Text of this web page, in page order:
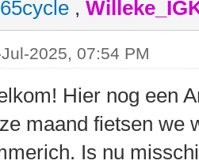
,
2025, 07:54 PM
Hier nog een
maand fietsen we
Is nu